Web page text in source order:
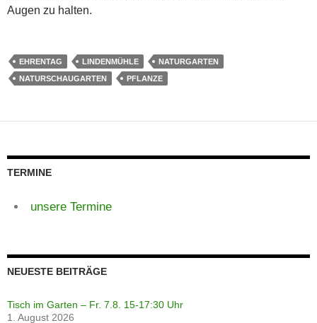
Augen zu halten.
EHRENTAG LINDENMÜHLE
NATURGARTEN
NATURSCHAUGARTEN
PFLANZE
TERMINE
unsere Termine
NEUESTE BEITRÄGE
Tisch im Garten – Fr. 7.8. 15-17:30 Uhr
1. August 2026